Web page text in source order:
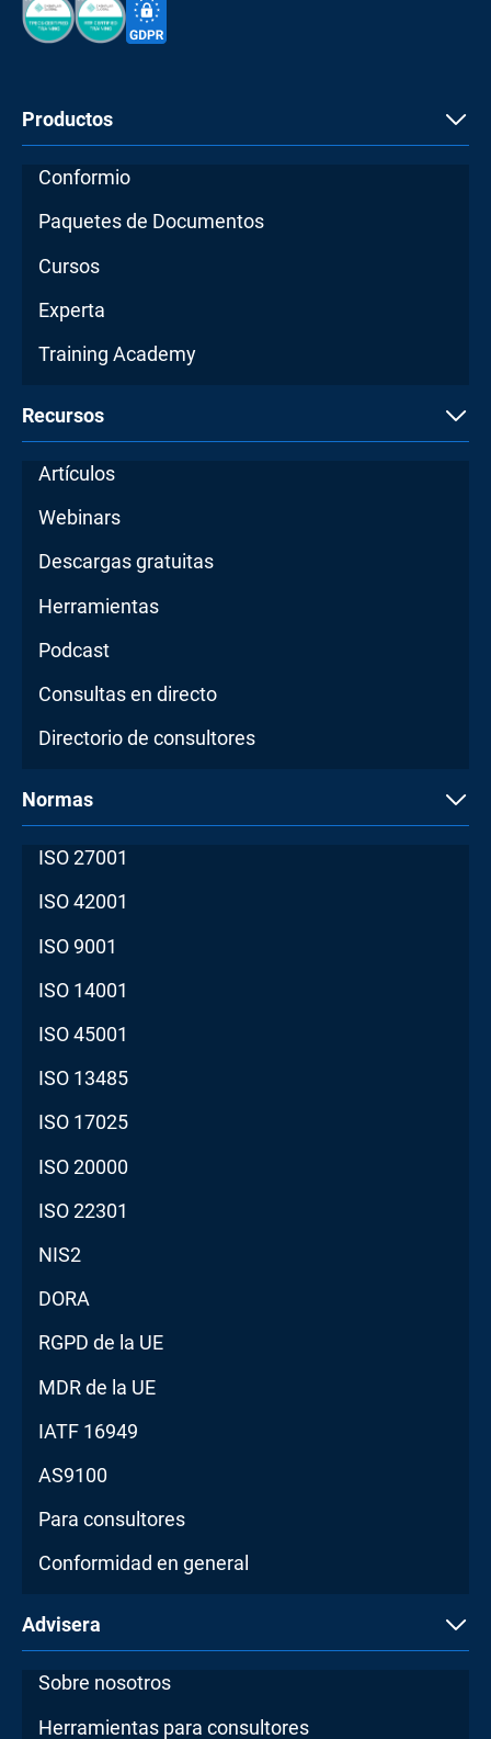
Productos
Conformio
Paquetes de Documentos
Cursos
Experta
Training Academy
Recursos
Artículos
Webinars
Descargas gratuitas
Herramientas
Podcast
Consultas en directo
Directorio de consultores
Normas
ISO 27001
ISO 42001
ISO 9001
ISO 14001
ISO 45001
ISO 13485
ISO 17025
ISO 20000
ISO 22301
NIS2
DORA
RGPD de la UE
MDR de la UE
IATF 16949
AS9100
Para consultores
Conformidad en general
Advisera
Sobre nosotros
Herramientas para consultores